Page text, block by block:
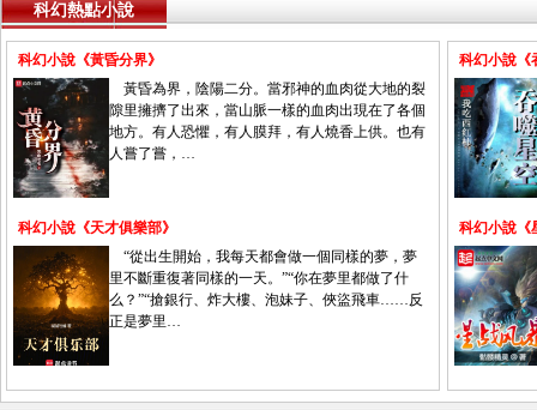
科幻熱點小說
科幻小說《黃昏分界》
黃昏為界，陰陽二分。當邪神的血肉從大地的裂
隙里擁擠了出來，當山脈一樣的血肉出現在了各個
地方。有人恐懼，有人膜拜，有人燒香上供。也有
人嘗了嘗，…
科幻小說《天才俱樂部》
“從出生開始，我每天都會做一個同樣的夢，夢
里不斷重復著同樣的一天。”“你在夢里都做了什
么？”“搶銀行、炸大樓、泡妹子、俠盜飛車……反
正是夢里…
科幻小說《
科幻小說《